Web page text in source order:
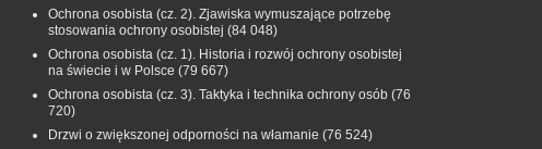
Ochrona osobista (cz. 2). Zjawiska wymuszające potrzebę
stosowania ochrony osobistej (84 048)
Ochrona osobista (cz. 1). Historia i rozwój ochrony osobistej
na świecie i w Polsce (79 667)
Ochrona osobista (cz. 3). Taktyka i technika ochrony osób (76
720)
Drzwi o zwiększonej odporności na włamanie (76 524)